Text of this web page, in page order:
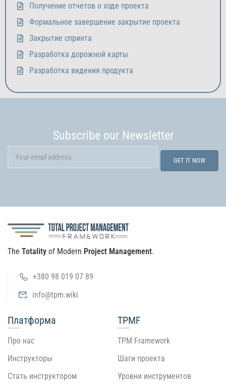
Получение отчетов о ходе проекта
Формальное завершение закрытие проекта
Закрытие спринта
Разработка дорожной карты
Разработка видения продукта
Subscribe our Newsletter
The Totality of Modern Project Management.
+380 98 019 07 89
info@tpm.wiki
Платформа
Про нас
Инструкторы
Стать инструктором
TPMF
TPM Framework
Шаги проекта
Уровни инструментов